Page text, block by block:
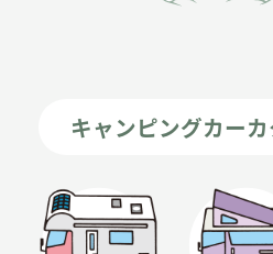
キャンピングカーカ